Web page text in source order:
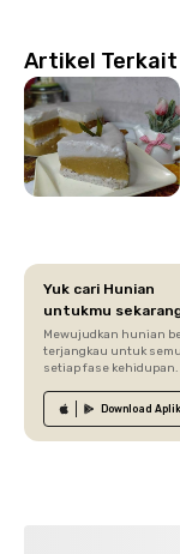
Artikel Terkait
Yuk cari Hunian
untukmu
Mewujudkan hunian
terjangkau untuk
setiap fase kehidupan.
Download